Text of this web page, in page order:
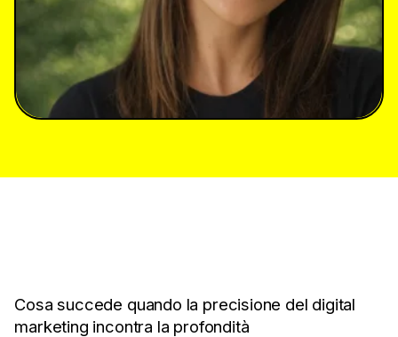
Cosa succede quando la precisione del digital
marketing incontra la profondità